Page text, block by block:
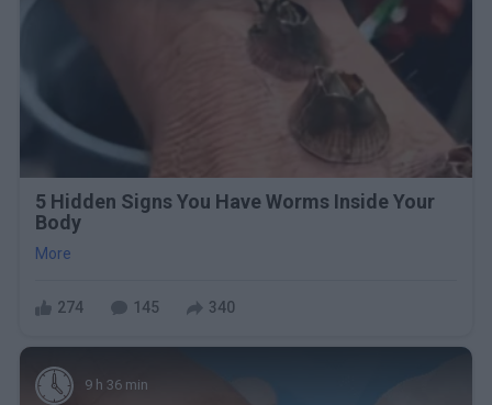
5 Hidden Signs You Have Worms Inside Your
Body
More
274 145 340
9 h 36 min